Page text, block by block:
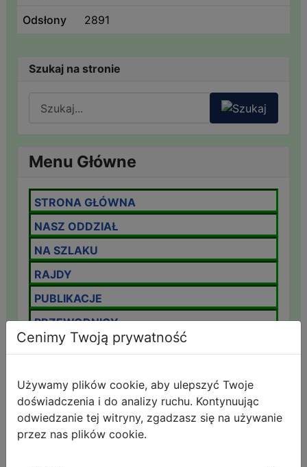
Odsłony 2891
Szukaj na stronie
Menu Główne
STRONA GŁÓWNA
NASZ ODDZIAŁ
NA SZLAKU
RAJDY
PUBLIKACJE
PRZEWODNICY
IMPREZY ODDZIAŁOWE
OMTTK
IMPREZY NA ORIENTACJĘ
ZAMEK CHOJNIK
Cenimy Twoją prywatność
Używamy plików cookie, aby ulepszyć Twoje
doświadczenia i do analizy ruchu. Kontynuując
odwiedzanie tej witryny, zgadzasz się na używanie
przez nas plików cookie.